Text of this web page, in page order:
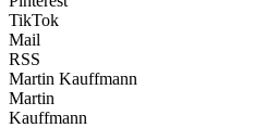
TikTok
Mail
RSS
Martin Kauffmann
Martin
Kauffmann